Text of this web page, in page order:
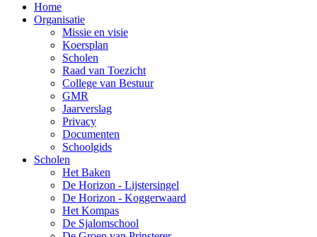
Home
Organisatie
Missie en visie
Koersplan
Scholen
Raad van Toezicht
College van Bestuur
GMR
Jaarverslag
Privacy
Documenten
Schoolgids
Scholen
Het Baken
De Horizon - Lijstersingel
De Horizon - Koggerwaard
Het Kompas
De Sjalomschool